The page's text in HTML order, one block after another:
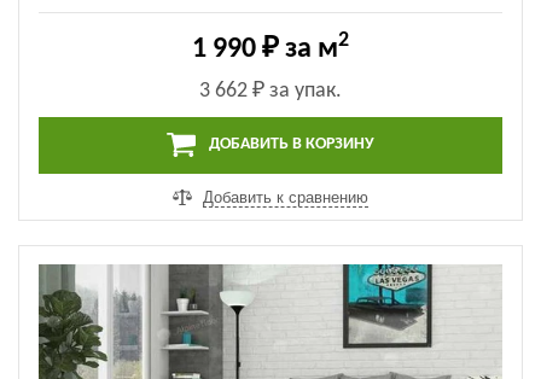
1 990 ₽ за м2
3 662 ₽ за упак.
ДОБАВИТЬ В КОРЗИНУ
Добавить к сравнению